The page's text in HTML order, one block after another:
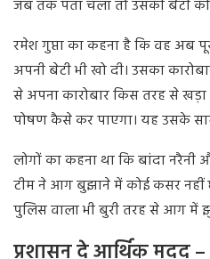
जबतकपताचलातोउसकीबेटीकी
रमेशगुप्ताकाकहनाहैकिवहअब
अपनीबेटीभीखोदी।उसका
सेअपनाकारोबारकिसतरहसेखड़ा
पोषणकैसेकरपाएगा।यहउसके
लोगोंकाकहनाथाकिबांदानरैनी
टीमनेआगबुझानेमेंकोईकसरनहीं
पुलिसवालाभीबुरीतरहसेआगमें